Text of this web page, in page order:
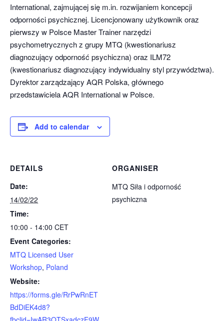
International, zajmującej się m.in. rozwijaniem koncepcji
odporności psychicznej. Licencjonowany użytkownik oraz
pierwszy w Polsce Master Trainer narzędzi
psychometrycznych z grupy MTQ (kwestionariusz
diagnozujący odporność psychiczna) oraz ILM72
(kwestionariusz diagnozujący indywidualny styl przywództwa).
Dyrektor zarządzający AQR Polska, głównego
przedstawiciela AQR International w Polsce.
Add to calendar
DETAILS
Date:
14/02/22
Time:
10:00 - 14:00 CET
Event Categories:
MTQ Licensed User
Workshop, Poland
Website:
https://forms.gle/RrPwRnET
BdDiEK4d8?
ORGANISER
MTQ Siła i odporność
psychiczna